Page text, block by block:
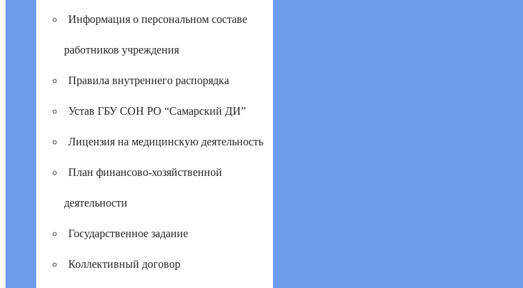
Информация о персональном составе
работников учреждения
Правила внутреннего распорядка
Устав ГБУ СОН РО “Самарский ДИ”
Лицензия на медицинскую деятельность
План финансово-хозяйственной
деятельности
Государственное задание
Коллективный договор